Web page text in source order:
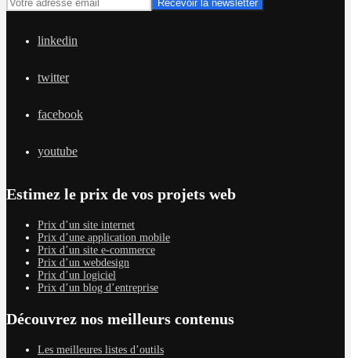
linkedin
twitter
facebook
youtube
Estimez le prix de vos projets web
Prix d’un site internet
Prix d’une application mobile
Prix d’un site e-commerce
Prix d’un webdesign
Prix d’un logiciel
Prix d’un blog d’entreprise
Découvrez nos meilleurs contenus
Les meilleures listes d’outils